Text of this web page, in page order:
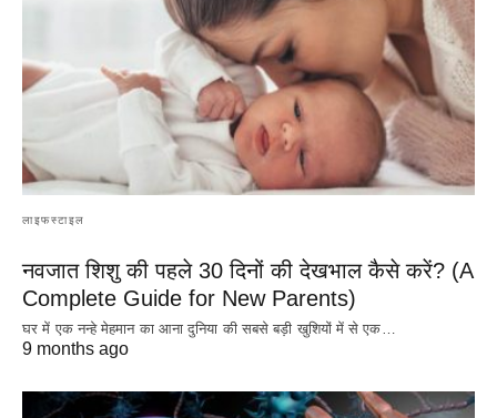
लाइफस्टाइल
नवजात शिशु की पहले 30 दिनों की देखभाल कैसे करें? (A
Complete Guide for New Parents)
घर में एक नन्हे मेहमान का आना दुनिया की सबसे बड़ी खुशियों में से एक…
9 months ago